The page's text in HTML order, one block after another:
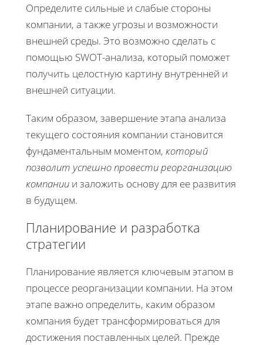
Определите сильные и слабые стороны
компании, а также угрозы и возможности
внешней среды. Это возможно сделать с
помощью SWOT-анализа, который поможет
получить целостную картину внутренней и
внешней ситуации.
Таким образом, завершение этапа анализа
текущего состояния компании становится
фундаментальным моментом, который
позволит успешно провести реорганизацию
компании и заложить основу для ее развития
в будущем.
Планирование и разработка
стратегии
Планирование является ключевым этапом в
процессе реорганизации компании. На этом
этапе важно определить, каким образом
компания будет трансформироваться для
достижения поставленных целей. Прежде